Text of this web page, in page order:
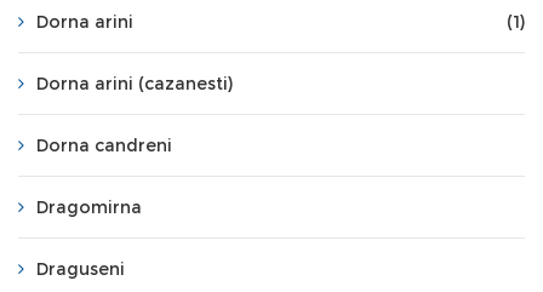
Dorna arini (1)
Dorna arini (cazanesti)
Dorna candreni
Dragomirna
Draguseni